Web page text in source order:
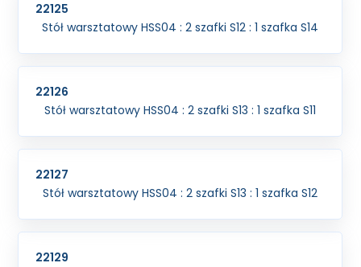
22125
Stół warsztatowy HSS04 : 2 szafki S12 : 1 szafka S14
22126
Stół warsztatowy HSS04 : 2 szafki S13 : 1 szafka S11
22127
Stół warsztatowy HSS04 : 2 szafki S13 : 1 szafka S12
22129